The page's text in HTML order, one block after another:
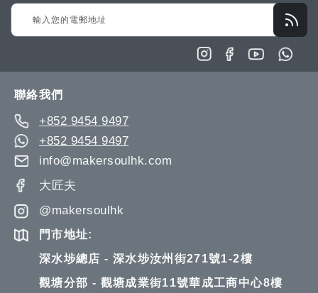
Sign
Up
聯絡我們
+852 9454 9497
+852 9454 9497
info@makersoulhk.com
大匠夫
@makersoulhk
門市地址:
深水埗總店 - 深水埗汝州街271號1-2樓
觀塘分部 - 觀塘成業街11號華成工商中心8樓